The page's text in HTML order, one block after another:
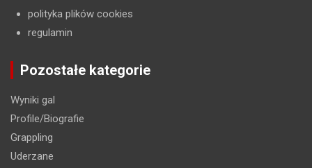
polityka plików cookies
regulamin
Pozostałe kategorie
Wyniki gal
Profile/Biografie
Grappling
Uderzane